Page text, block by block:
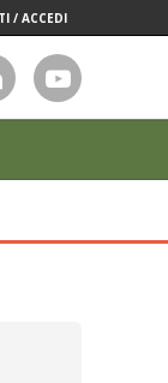
/ ACCEDI